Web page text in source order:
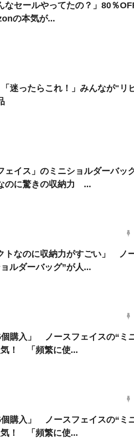
なセールやってたの？」80％
の本気が...
「迷ったらこれ！」みんなが"リ
ェイス」のミニショルダーバ
のに驚きの収納力 ...
トなのに収納力がすごい」 ノ
ルダーバッグ”が人...
個購入」 ノースフェイスの“ミ
気！ 「頻繁に使...
個購入」 ノースフェイスの“ミ
気！ 「頻繁に使...